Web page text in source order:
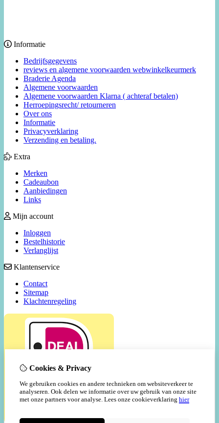
Informatie
Bedrijfsgegevens
reviews en algemene voorwaarden webwinkelkeurmerk
Braderie Agenda
Algemene voorwaarden
Algemene voorwaarden Klarna ( achteraf betalen)
Herroepingsrecht/ retourneren
Over ons
Informatie
Privacyverklaring
Verzending en betaling.
Extra
Merken
Cadeaubon
Aanbiedingen
Links
Mijn account
Inloggen
Bestelhistorie
Verlanglijst
Klantenservice
Contact
Sitemap
Klachtenregeling
Cookies & Privacy
We gebruiken cookies en andere technieken om websiteverkeer te
analyseren. Ook delen we informatie over uw gebruik van onze site
met onze partners voor analyse. Lees onze cookieverklaring hier